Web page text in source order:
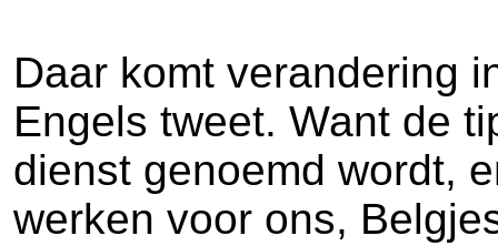
Daar komt verandering
Engels tweet. Want de
dienst genoemd wordt,
werken voor ons,